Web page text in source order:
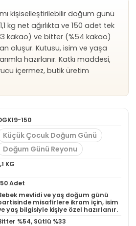
kişiselleştirilebilir doğum günü
kg net ağırlıkta ve 150 adet tek
kakao) ve bitter (%54 kakao)
oluşur. Kutusu, isim ve yaşa
hazırlanır. Katkı maddesi,
içermez, butik üretim
150
Küçük Çocuk Doğum Günü
Doğum Günü Reyonu
KG
Adet
mevlidi ve yaş doğum günü
misafirlere ikram için, isim
yaş bilgisiyle kişiye özel hazırlanır.
%54, Sütlü %33